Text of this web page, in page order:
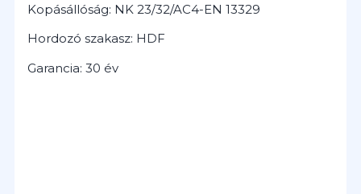
Kopásállóság: NK 23/32/AC4-EN 13329
Hordozó szakasz: HDF
Garancia: 30 év